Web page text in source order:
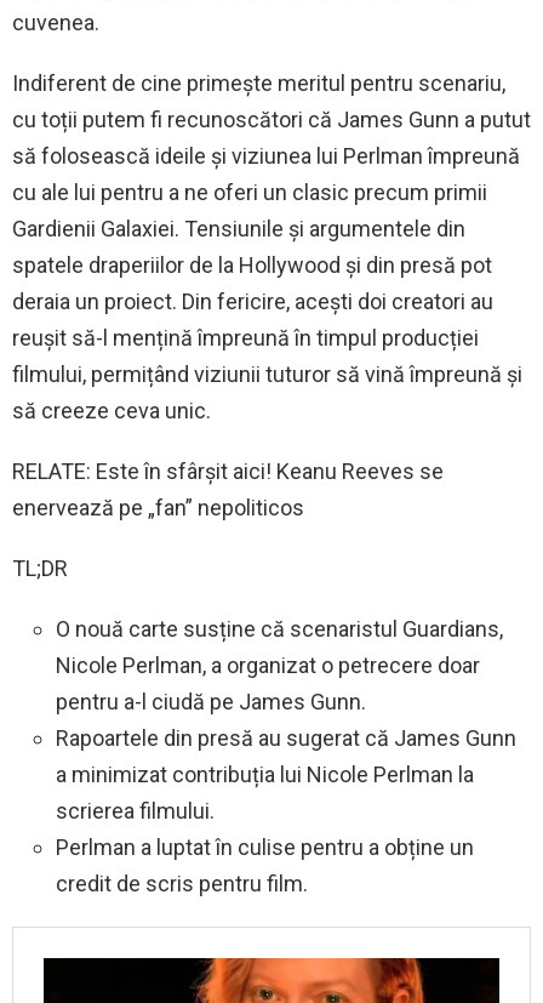
cuvenea.
Indiferent de cine primește meritul pentru scenariu,
cu toții putem fi recunoscători că James Gunn a putut
să folosească ideile și viziunea lui Perlman împreună
cu ale lui pentru a ne oferi un clasic precum primii
Gardienii Galaxiei. Tensiunile și argumentele din
spatele draperiilor de la Hollywood și din presă pot
deraia un proiect. Din fericire, acești doi creatori au
reușit să-l mențină împreună în timpul producției
filmului, permițând viziunii tuturor să vină împreună și
să creeze ceva unic.
RELATE: Este în sfârșit aici! Keanu Reeves se
enervează pe „fan” nepoliticos
TL;DR
O nouă carte susține că scenaristul Guardians,
Nicole Perlman, a organizat o petrecere doar
pentru a-l ciudă pe James Gunn.
Rapoartele din presă au sugerat că James Gunn
a minimizat contribuția lui Nicole Perlman la
scrierea filmului.
Perlman a luptat în culise pentru a obține un
credit de scris pentru film.